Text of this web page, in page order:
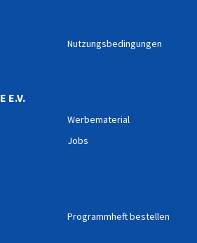
Nutzungsbedingungen
E.V.
Werbematerial
Jobs
Programmheft bestellen